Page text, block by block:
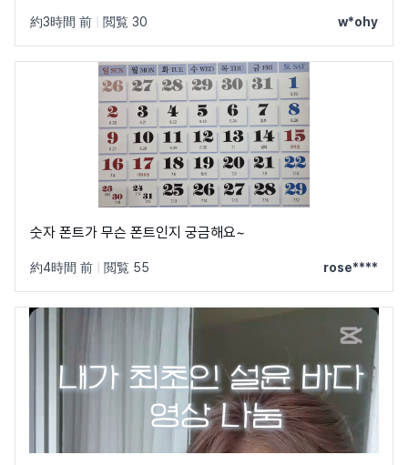
約3時間 前 閲覧 30 w*ohy
숫자 폰트가 무슨 폰트인지 궁금해요~
約4時間 前 閲覧 55 rose****